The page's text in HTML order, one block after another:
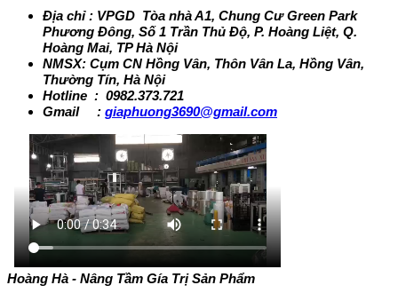
Địa chỉ : VPGD Tòa nhà A1, Chung Cư Green Park
Phương Đông, Số 1 Trần Thủ Độ, P. Hoàng Liệt, Q.
Hoàng Mai, TP Hà Nội
NMSX: Cụm CN Hồng Vân, Thôn Vân La, Hồng Vân,
Thường Tín, Hà Nội
Hotline : 0982.373.721
Gmail : giaphuong3690@gmail.com
Hoàng Hà - Nâng Tầm Gía Trị Sản Phẩm